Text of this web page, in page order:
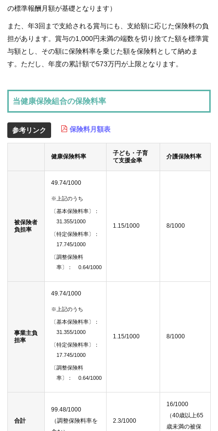
の標準報酬月額が基礎となります）
また、年3回まで支給される賞与にも、支給額に応じた保険料の負
担があります。賞与の1,000円未満の端数を切り捨てた額を標準賞
与額とし、その額に保険料率を乗じた額を保険料として納めま
す。ただし、年度の累計額で573万円が上限となります。
当健康保険組合の保険料率
参考リンク 保険料月額表
健康保険料率
子ども・子育
て支援金率
介護保険料率
被保険者
負担率
49.74/1000
※上記のうち
〔基本保険料率〕：
31.355/1000
〔特定保険料率〕：
17.745/1000
〔調整保険料
率〕： 0.64/1000
1.15/1000 8/1000
事業主負
担率
49.74/1000
※上記のうち
〔基本保険料率〕：
31.355/1000
〔特定保険料率〕：
17.745/1000
〔調整保険料
率〕： 0.64/1000
1.15/1000 8/1000
合計
99.48/1000
（調整保険料率を
2.3/1000
16/1000
（40歳以上65
歳未満の被保